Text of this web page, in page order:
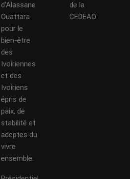
d’Alassane
Ouattara
pour le
bien-être
des
Ivoiriennes
et des
Ivoiriens
épris de
paix, de
stabilité et
adeptes du
vivre
ensemble.
de la
CEDEAO